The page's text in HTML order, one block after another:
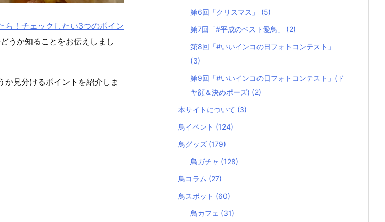
ら！チェックしたい3つのポイン
うか知ることをお伝えしまし
か見分けるポイントを紹介しま
第6回「クリスマス」 (5)
第7回「#平成のベスト愛鳥」 (2)
第8回「#いいインコの日フォトコンテスト」
(3)
第9回「#いいインコの日フォトコンテスト」(ド
ヤ顔＆決めポーズ) (2)
本サイトについて (3)
鳥イベント (124)
鳥グッズ (179)
鳥ガチャ (128)
鳥コラム (27)
鳥スポット (60)
鳥カフェ (31)